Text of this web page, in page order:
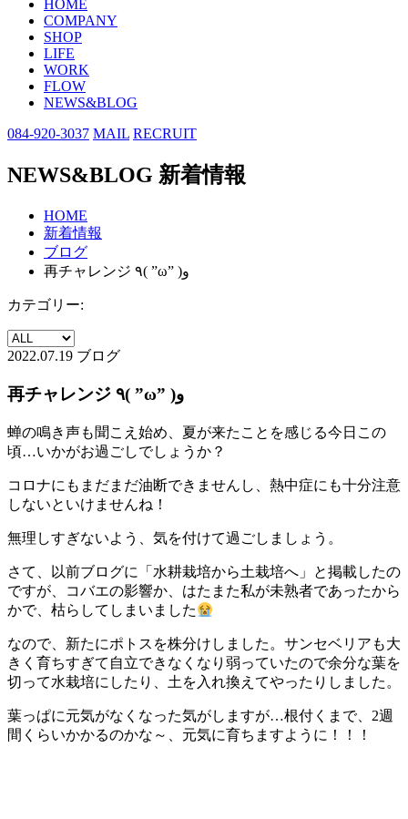
HOME
COMPANY
SHOP
LIFE
WORK
FLOW
NEWS&BLOG
084-920-3037 MAIL RECRUIT
NEWS&BLOG 新着情報
HOME
新着情報
ブログ
再チャレンジ ٩( ”ω” )و
カテゴリー:
2022.07.19 ブログ
再チャレンジ ٩( ”ω” )و
蝉の鳴き声も聞こえ始め、夏が来たことを感じる今日この
頃…いかがお過ごしでしょうか？
コロナにもまだまだ油断できませんし、熱中症にも十分注意
しないといけませんね！
無理しすぎないよう、気を付けて過ごしましょう。
さて、以前ブログに「水耕栽培から土栽培へ」と掲載したの
ですが、コバエの影響か、はたまた私が未熟者であったから
かで、枯らしてしまいました
なので、新たにポトスを株分けしました。サンセベリアも大
きく育ちすぎて自立できなくなり弱っていたので余分な葉を
切って水栽培にしたり、土を入れ換えてやったりしました。
葉っぱに元気がなくなった気がしますが…根付くまで、2週
間くらいかかるのかな～、元気に育ちますように！！！